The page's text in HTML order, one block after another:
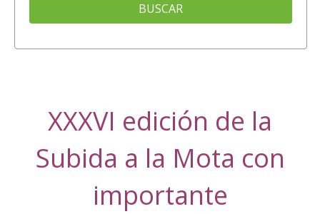
BUSCAR
XXXVI edición de la
Subida a la Mota con
importante